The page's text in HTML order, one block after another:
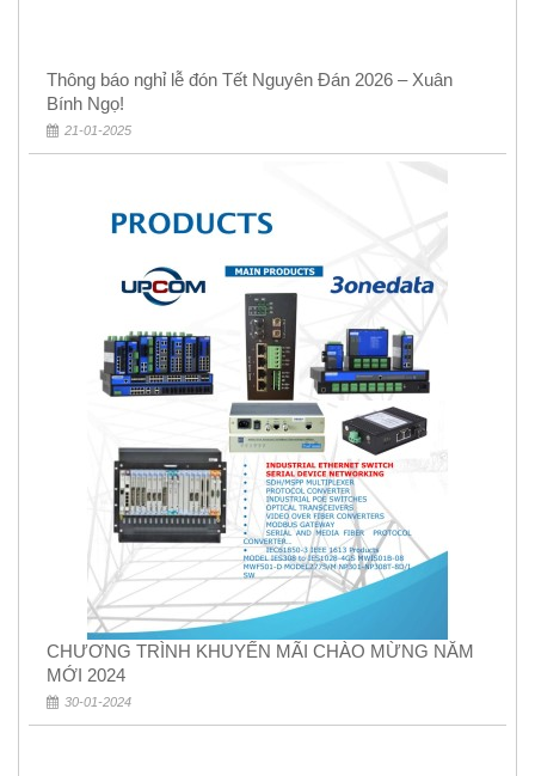
Thông báo nghỉ lễ đón Tết Nguyên Đán 2026 – Xuân
Bính Ngọ!
21-01-2025
CHƯƠNG TRÌNH KHUYẾN MÃI CHÀO MỪNG NĂM
MỚI 2024
30-01-2024